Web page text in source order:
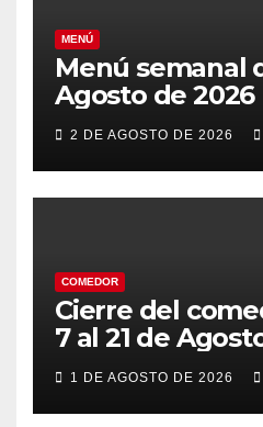
MENÚ
Menú semanal
Agosto de 2026
2 DE AGOSTO DE 2026
COMEDOR
Cierre del
7 al 21 de
vacaciones
1 DE AGOSTO DE 2026